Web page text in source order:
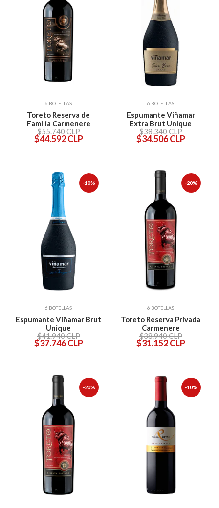
6 BOTELLAS
Toreto Reserva de
Familia Carmenere
$55.740 CLP
$44.592 CLP
6 BOTELLAS
Espumante Viñamar
Extra Brut Unique
$38.340 CLP
$34.506 CLP
-10%
6 BOTELLAS
Espumante Viñamar Brut
Unique
$41.940 CLP
$37.746 CLP
-20%
6 BOTELLAS
Toreto Reserva Privada
Carmenere
$38.940 CLP
$31.152 CLP
-20% -10%